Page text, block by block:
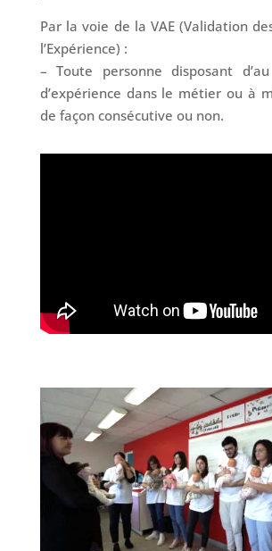
Par la voie de la VAE (Validation
l’Expérience) :
– Toute personne disposant
d’expérience dans le métier ou à
de façon consécutive ou non.